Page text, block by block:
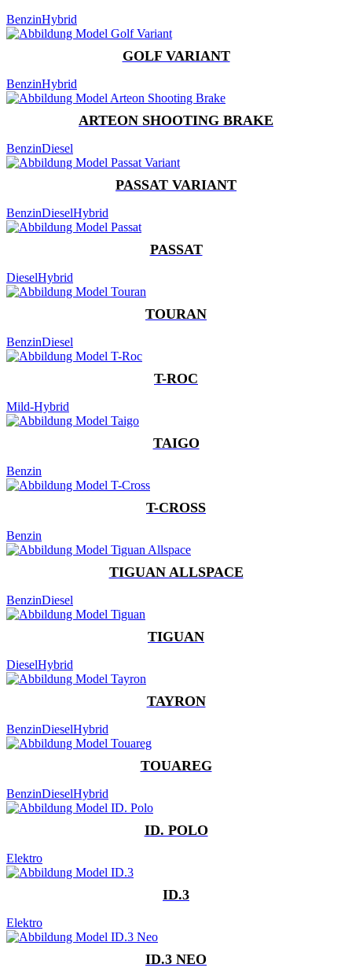
BenzinHybrid
GOLF VARIANT
BenzinHybrid
ARTEON SHOOTING BRAKE
BenzinDiesel
PASSAT VARIANT
BenzinDieselHybrid
PASSAT
DieselHybrid
TOURAN
BenzinDiesel
T-ROC
Mild-Hybrid
TAIGO
Benzin
T-CROSS
Benzin
TIGUAN ALLSPACE
BenzinDiesel
TIGUAN
DieselHybrid
TAYRON
BenzinDieselHybrid
TOUAREG
BenzinDieselHybrid
ID. POLO
Elektro
ID.3
Elektro
ID.3 NEO